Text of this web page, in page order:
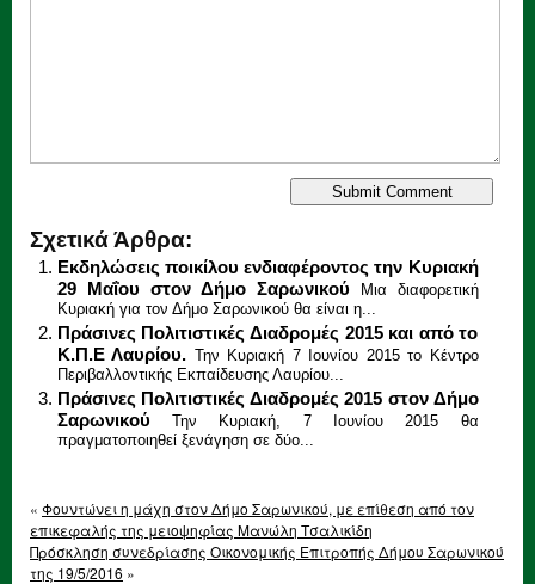
Σχετικά Άρθρα:
Εκδηλώσεις ποικίλου ενδιαφέροντος την Κυριακή
29 Μαΐου στον Δήμο Σαρωνικού
Μια διαφορετική
Κυριακή για τον Δήμο Σαρωνικού θα είναι η...
Πράσινες Πολιτιστικές Διαδρομές 2015 και από το
Κ.Π.Ε Λαυρίου.
Την Κυριακή 7 Ιουνίου 2015 το Κέντρο
Περιβαλλοντικής Εκπαίδευσης Λαυρίου...
Πράσινες Πολιτιστικές Διαδρομές 2015 στον Δήμο
Σαρωνικού
Την Κυριακή, 7 Ιουνίου 2015 θα
πραγματοποιηθεί ξενάγηση σε δύο...
« Φουντώνει η μάχη στον Δήμο Σαρωνικού, με επίθεση από τον
επικεφαλής της μειοψηφίας Μανώλη Τσαλικίδη
Πρόσκληση συνεδρίασης Οικονομικής Επιτροπής Δήμου Σαρωνικού
της 19/5/2016 »